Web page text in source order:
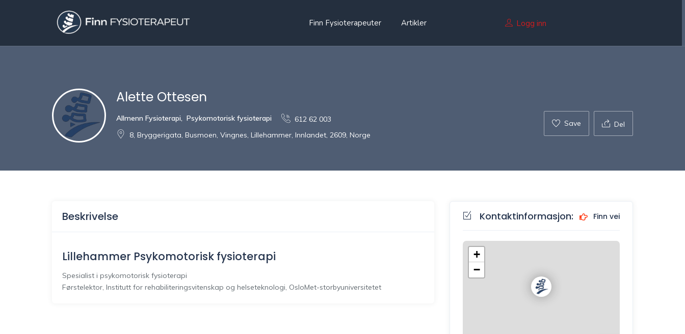
Finn Fysioterapeuter Artikler Logg inn
Alette Ottesen
Allmenn Fysioterapi, Psykomotorisk fysioterapi
612 62 003
8, Bryggerigata, Busmoen, Vingnes, Lillehammer, Innlandet, 2609, Norge
Save Del
Beskrivelse
Lillehammer Psykomotorisk fysioterapi
Spesialist i psykomotorisk fysioterapi
Førstelektor, Institutt for rehabiliteringsvitenskap og helseteknologi, OsloMet-storbyuniversitetet
Kontaktinformasjon: Finn vei
+
−